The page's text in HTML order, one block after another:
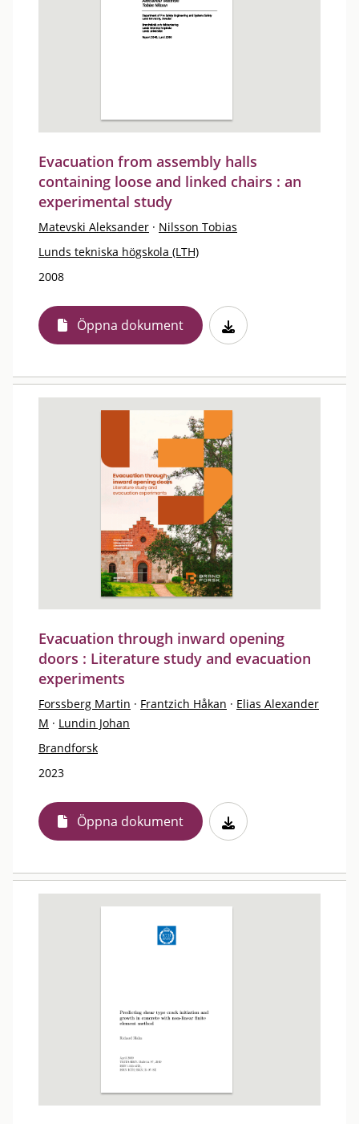
Evacuation from assembly halls
containing loose and linked chairs : an
experimental study
Matevski Aleksander · Nilsson Tobias
Lunds tekniska högskola (LTH)
2008
Öppna dokument
Evacuation through inward opening
doors : Literature study and evacuation
experiments
Forssberg Martin · Frantzich Håkan · Elias Alexander
M · Lundin Johan
Brandforsk
2023
Öppna dokument